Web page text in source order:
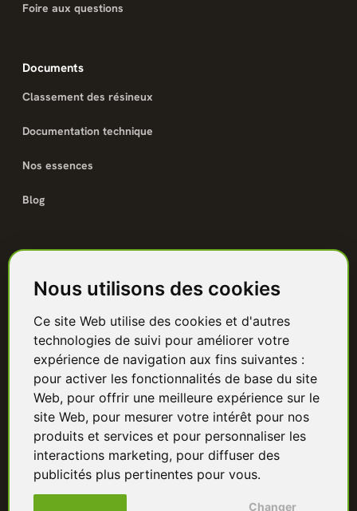
Nous utilisons des cookies
Ce site Web utilise des cookies et d'autres
technologies de suivi pour améliorer votre
expérience de navigation aux fins suivantes :
pour activer les fonctionnalités de base du site
Web, pour offrir une meilleure expérience sur le
site Web, pour mesurer votre intérêt pour nos
produits et services et pour personnaliser les
interactions marketing, pour diffuser des
publicités plus pertinentes pour vous.
Changer
Foire aux questions
Documents
Classement des résineux
Documentation technique
Nos essences
Blog
Terrasse bois
Bardage bois
Charpente & ossature
Quincaillerie
Panneaux & isolants
Granulés & bûches